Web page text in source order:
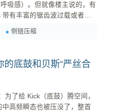
吸感）。但就像楼主说的，有
有丰富的锯齿波过载或者金
侧链压缩
底鼓和贝斯“严丝合
了给 Kick（底鼓）腾空间，
高频瞬态也被压没了，整首